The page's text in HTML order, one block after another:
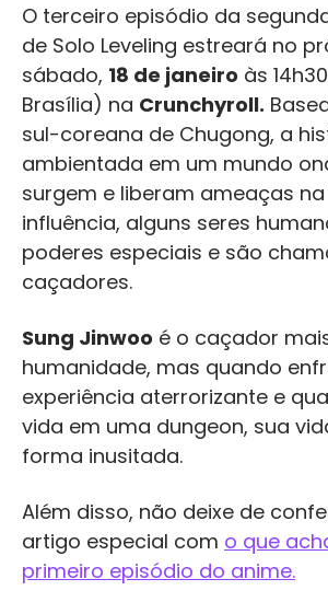
O terceiro episódio da
de Solo Leveling estreará no
sábado, 18 de janeiro às
Brasília) na Crunchyroll.
sul-coreana de Chugong, a
ambientada em um mundo
surgem e liberam ameaças
influência, alguns seres
poderes especiais e são
caçadores.
Sung Jinwoo é o caçador
humanidade, mas quando
experiência aterrorizante e
vida em uma dungeon, sua
forma inusitada.
Além disso, não deixe de
artigo especial com o que
primeiro episódio do anime.